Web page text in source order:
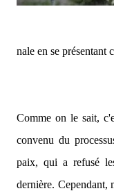
nale en se présentant
Comme on le sait,
convenu du
paix, qui a refusé
dernière. Cependant,